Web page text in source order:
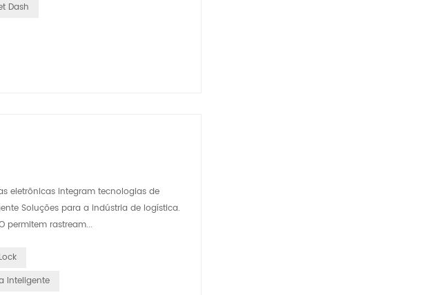
Dash
eletrônicas integram tecnologias de
Soluções para a indústria de logística.
permitem rastream...
Inteligente